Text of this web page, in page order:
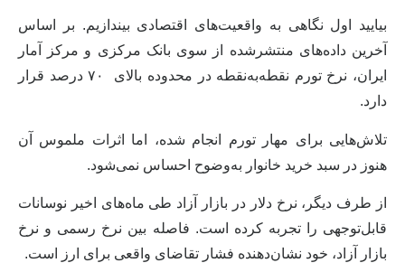
بیایید اول نگاهی به واقعیت‌های اقتصادی بیندازیم. بر اساس
آخرین داده‌های منتشرشده از سوی بانک مرکزی و مرکز آمار
ایران، نرخ تورم نقطه‌به‌نقطه
در محدوده بالای ۷۰ درصد قرار
دارد.
تلاش‌هایی برای مهار تورم انجام شده، اما اثرات ملموس آن
هنوز در سبد خرید خانوار به‌وضوح احساس نمی‌شود.
از طرف دیگر، نرخ دلار در بازار آزاد طی ماه‌های اخیر نوسانات
قابل‌توجهی را تجربه کرده است. فاصله بین نرخ رسمی و نرخ
بازار آزاد، خود نشان‌دهنده فشار تقاضای واقعی برای ارز است.